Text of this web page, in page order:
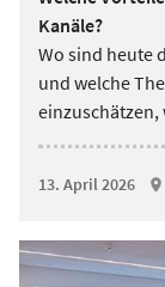
Kanäle?
Wo sind heute
und welche
einzuschätzen,
13. April 2026